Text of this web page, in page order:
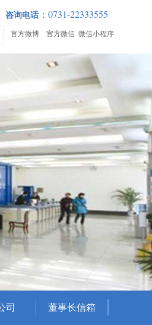
司 董事长信箱
官方微博 官方微信 微信小程序
咨询电话 ： 0731-22333555